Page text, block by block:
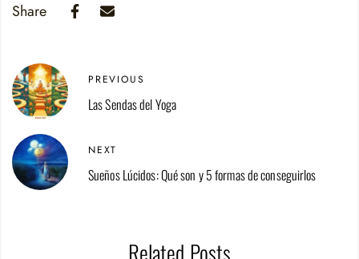
Share
PREVIOUS
Las Sendas del Yoga
NEXT
Sueños Lúcidos: Qué son y 5 formas de conseguirlos
Related Posts